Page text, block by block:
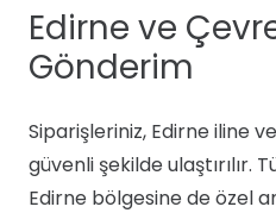
Edirne ve
Gönderim
Siparişleriniz, Edirne iline
güvenli şekilde ulaştırılır.
Edirne bölgesine de özel